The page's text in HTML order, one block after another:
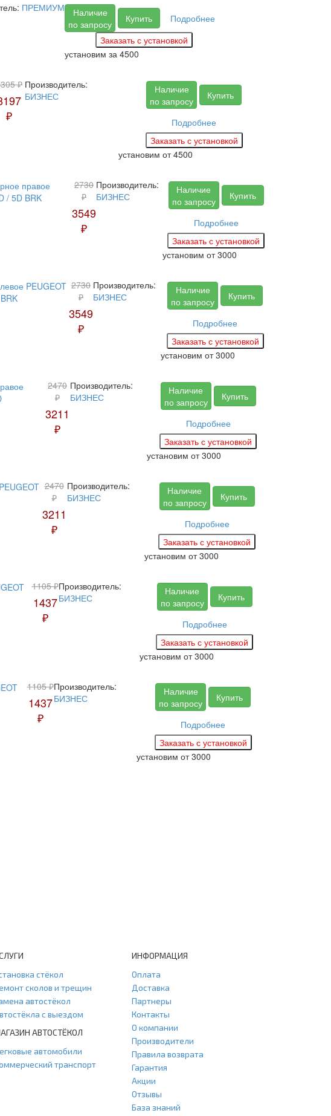
ПРЕМИУМ
Наличие
по запросу
Купить Подробнее
установим за 4500
₽
₽
Производитель:
БИЗНЕС
Наличие
по запросу
Купить
Подробнее
установим от 4500
2730
₽
3549
₽
Производитель:
БИЗНЕС
Наличие
по запросу
Купить
Подробнее
установим от 3000
2730
₽
3549
₽
Производитель:
БИЗНЕС
Наличие
по запросу
Купить
Подробнее
установим от 3000
2470
₽
3211
₽
Производитель:
БИЗНЕС
Наличие
по запросу
Купить
Подробнее
установим от 3000
2470
₽
3211
₽
Производитель:
БИЗНЕС
Наличие
по запросу
Купить
Подробнее
установим от 3000
1105 ₽
1437
₽
Производитель:
БИЗНЕС
Наличие
по запросу
Купить
Подробнее
установим от 3000
1105 ₽
1437
₽
Производитель:
БИЗНЕС
Наличие
по запросу
Купить
Подробнее
установим от 3000
стёкол
сколов и трещин
автостёкол
с выездом
АВТОСТЁКОЛ
автомобили
транспорт
ИНФОРМАЦИЯ
Оплата
Доставка
Партнеры
Контакты
О компании
Производители
Правила возврата
Гарантия
Акции
Отзывы
База знаний